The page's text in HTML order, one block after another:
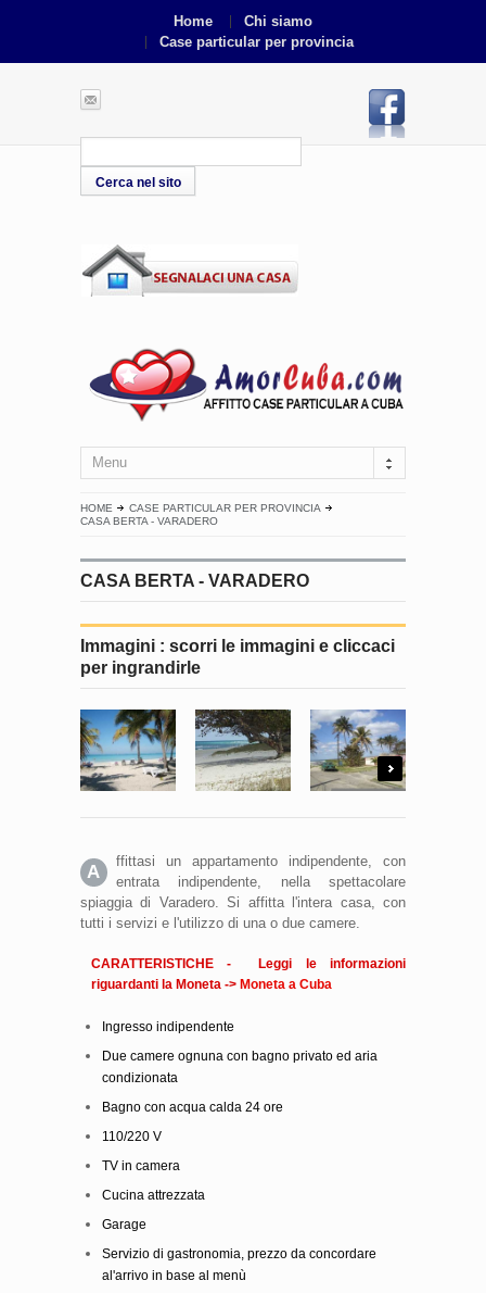
Home
Chi siamo
Case particular per provincia
Menu
HOME
CASE PARTICULAR PER PROVINCIA
CASA BERTA - VARADERO
CASA BERTA - VARADERO
Immagini : scorri le immagini e cliccaci
per ingrandirle
Next
A
ffittasi un appartamento indipendente, con
entrata indipendente, nella spettacolare
spiaggia di Varadero. Si affitta l'intera casa, con
tutti i servizi e l'utilizzo di una o due camere.
CARATTERISTICHE - Leggi le informazioni
riguardanti la Moneta -> Moneta a Cuba
Ingresso indipendente
Due camere ognuna con bagno privato ed aria
condizionata
Bagno con acqua calda 24 ore
110/220 V
TV in camera
Cucina attrezzata
Garage
Servizio di gastronomia, prezzo da concordare
al'arrivo in base al menù